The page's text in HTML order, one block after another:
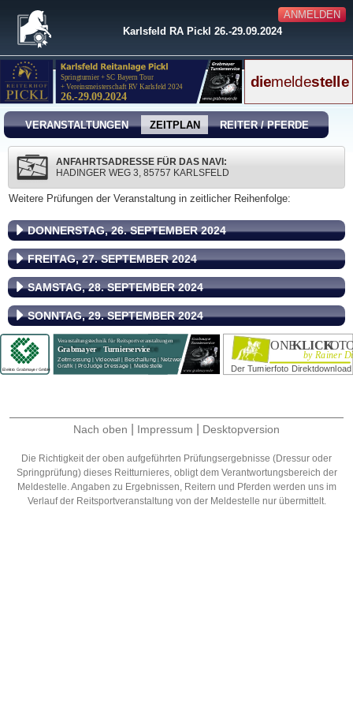
ANMELDEN
Karlsfeld RA Pickl 26.-29.09.2024
VERANSTALTUNGEN ZEITPLAN REITER / PFERDE
ANFAHRTSADRESSE FÜR DAS NAVI:
HADINGER WEG 3, 85757 KARLSFELD
Weitere Prüfungen der Veranstaltung in zeitlicher Reihenfolge:
DONNERSTAG, 26. SEPTEMBER 2024
FREITAG, 27. SEPTEMBER 2024
SAMSTAG, 28. SEPTEMBER 2024
SONNTAG, 29. SEPTEMBER 2024
Nach oben Impressum Desktopversion
Die Richtigkeit der oben aufgeführten Prüfungsergebnisse (Dressur oder
Springprüfung) dieses Reitturnieres, obligt dem Verantwortungsbereich der
Meldestelle. Angaben zu Ergebnissen, Reitern und Pferden werden uns im
Verlauf der Reitsportveranstaltung von der Meldestelle nur übermittelt.